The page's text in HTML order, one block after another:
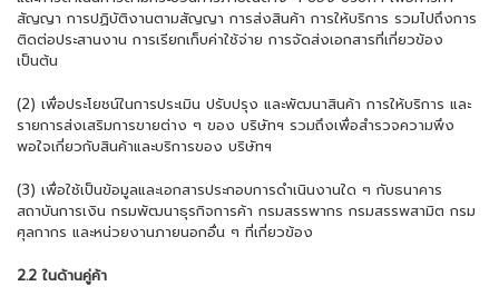
สัญญา การปฏิบัติงานตามสัญญา การส่งสินค้า การให้บริการ รวมไปถึงการ
ติดต่อประสานงาน การเรียกเก็บค่าใช้จ่าย การจัดส่งเอกสารที่เกี่ยวข้อง
เป็นต้น
(2) เพื่อประโยชน์ในการประเมิน ปรับปรุง และพัฒนาสินค้า การให้บริการ และ
รายการส่งเสริมการขายต่าง ๆ ของ บริษัทฯ รวมถึงเพื่อสำรวจความพึง
พอใจเกี่ยวกับสินค้าและบริการของ บริษัทฯ
(3) เพื่อใช้เป็นข้อมูลและเอกสารประกอบการดำเนินงานใด ๆ กับธนาคาร
สถาบันการเงิน กรมพัฒนาธุรกิจการค้า กรมสรรพากร กรมสรรพสามิต กรม
ศุลกากร และหน่วยงานภายนอกอื่น ๆ ที่เกี่ยวข้อง
2.2 ในด้านคู่ค้า